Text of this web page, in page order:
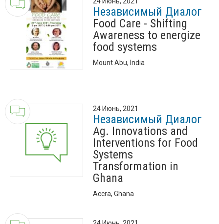
Независимый Диалог
Food Care - Shifting
Awareness to energize
food systems
Mount Abu, India
24 Июнь, 2021
Независимый Диалог
Ag. Innovations and
Interventions for Food
Systems
Transformation in
Ghana
Accra, Ghana